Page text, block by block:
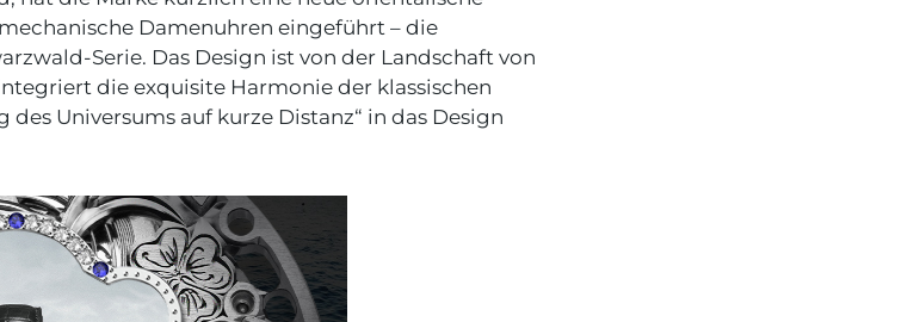
Damenuhren eingeführt – die
Serie. Das Design ist von der Landschaft von
die exquisite Harmonie der klassischen
Universums auf kurze Distanz“ in das Design